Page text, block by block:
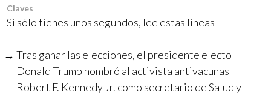
Claves
Si sólo tienes unos segundos, lee estas líneas
Tras ganar las elecciones, el presidente electo
Donald Trump nombró al activista antivacunas
Robert F. Kennedy Jr. como secretario de Salud y